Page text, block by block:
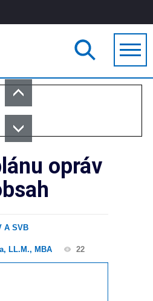
opráv
A SVB
LL.M., MBA
22